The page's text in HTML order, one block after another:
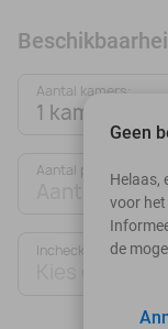
Aantal kamers:
1 kamer
Aantal personen:
Aantal
Inchecken
Geen
Helaas,
voor
de